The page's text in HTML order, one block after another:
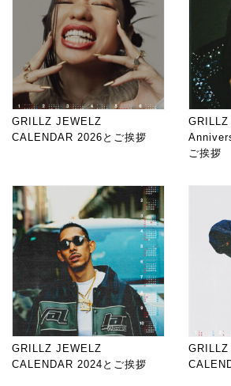
GRILLZ JEWELZ
CALENDAR 2026とご挨拶
ご挨拶
GRILLZ JEWELZ
CALENDAR 2024とご挨拶